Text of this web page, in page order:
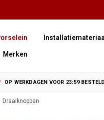
Installatiemateriaal
Merken
OP WERKDAGEN VOOR 23:59
Draaiknoppen